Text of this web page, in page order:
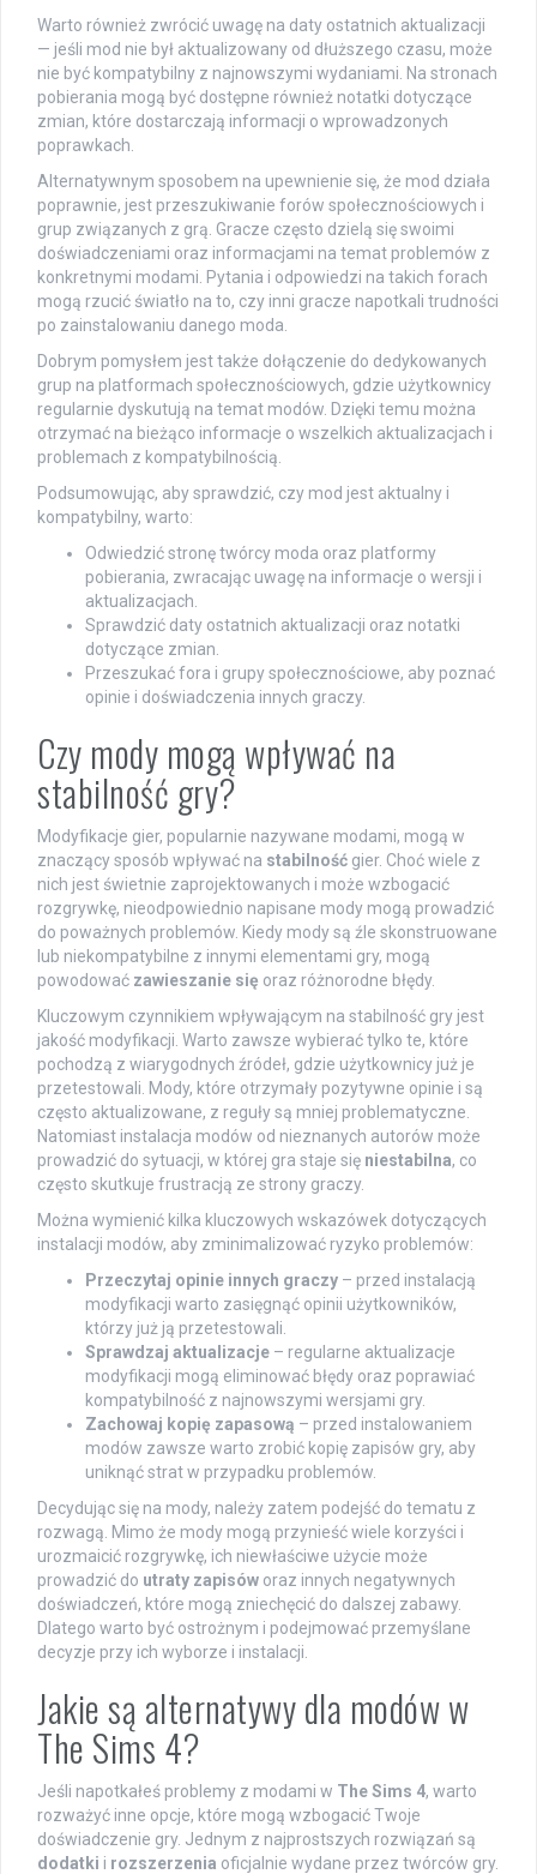
Warto również zwrócić uwagę na daty ostatnich aktualizacji
— jeśli mod nie był aktualizowany od dłuższego czasu, może
nie być kompatybilny z najnowszymi wydaniami. Na stronach
pobierania mogą być dostępne również notatki dotyczące
zmian, które dostarczają informacji o wprowadzonych
poprawkach.
Alternatywnym sposobem na upewnienie się, że mod działa
poprawnie, jest przeszukiwanie forów społecznościowych i
grup związanych z grą. Gracze często dzielą się swoimi
doświadczeniami oraz informacjami na temat problemów z
konkretnymi modami. Pytania i odpowiedzi na takich forach
mogą rzucić światło na to, czy inni gracze napotkali trudności
po zainstalowaniu danego moda.
Dobrym pomysłem jest także dołączenie do dedykowanych
grup na platformach społecznościowych, gdzie użytkownicy
regularnie dyskutują na temat modów. Dzięki temu można
otrzymać na bieżąco informacje o wszelkich aktualizacjach i
problemach z kompatybilnością.
Podsumowując, aby sprawdzić, czy mod jest aktualny i
kompatybilny, warto:
Odwiedzić stronę twórcy moda oraz platformy
pobierania, zwracając uwagę na informacje o wersji i
aktualizacjach.
Sprawdzić daty ostatnich aktualizacji oraz notatki
dotyczące zmian.
Przeszukać fora i grupy społecznościowe, aby poznać
opinie i doświadczenia innych graczy.
Czy mody mogą wpływać na
stabilność gry?
Modyfikacje gier, popularnie nazywane modami, mogą w
znaczący sposób wpływać na stabilność gier. Choć wiele z
nich jest świetnie zaprojektowanych i może wzbogacić
rozgrywkę, nieodpowiednio napisane mody mogą prowadzić
do poważnych problemów. Kiedy mody są źle skonstruowane
lub niekompatybilne z innymi elementami gry, mogą
powodować zawieszanie się oraz różnorodne błędy.
Kluczowym czynnikiem wpływającym na stabilność gry jest
jakość modyfikacji. Warto zawsze wybierać tylko te, które
pochodzą z wiarygodnych źródeł, gdzie użytkownicy już je
przetestowali. Mody, które otrzymały pozytywne opinie i są
często aktualizowane, z reguły są mniej problematyczne.
Natomiast instalacja modów od nieznanych autorów może
prowadzić do sytuacji, w której gra staje się niestabilna, co
często skutkuje frustracją ze strony graczy.
Można wymienić kilka kluczowych wskazówek dotyczących
instalacji modów, aby zminimalizować ryzyko problemów:
Przeczytaj opinie innych graczy – przed instalacją
modyfikacji warto zasięgnąć opinii użytkowników,
którzy już ją przetestowali.
Sprawdzaj aktualizacje – regularne aktualizacje
modyfikacji mogą eliminować błędy oraz poprawiać
kompatybilność z najnowszymi wersjami gry.
Zachowaj kopię zapasową – przed instalowaniem
modów zawsze warto zrobić kopię zapisów gry, aby
uniknąć strat w przypadku problemów.
Decydując się na mody, należy zatem podejść do tematu z
rozwagą. Mimo że mody mogą przynieść wiele korzyści i
urozmaicić rozgrywkę, ich niewłaściwe użycie może
prowadzić do utraty zapisów oraz innych negatywnych
doświadczeń, które mogą zniechęcić do dalszej zabawy.
Dlatego warto być ostrożnym i podejmować przemyślane
decyzje przy ich wyborze i instalacji.
Jakie są alternatywy dla modów w
The Sims 4?
Jeśli napotkałeś problemy z modami w The Sims 4, warto
rozważyć inne opcje, które mogą wzbogacić Twoje
doświadczenie gry. Jednym z najprostszych rozwiązań są
dodatki i rozszerzenia oficjalnie wydane przez twórców gry.